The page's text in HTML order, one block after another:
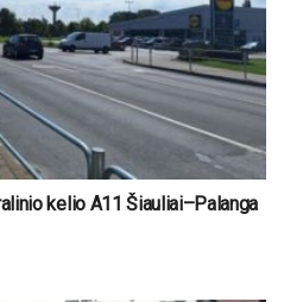
kelio A11 Šiauliai–Palanga